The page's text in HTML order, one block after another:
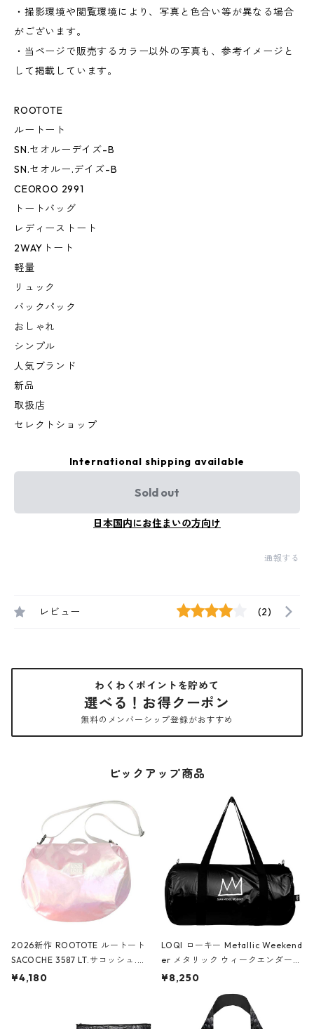
・撮影環境や閲覧環境により、写真と色合い等が異なる場合
がございます。
・当ページで販売するカラー以外の写真も、参考イメージと
して掲載しています。
ROOTOTE
ルートート
SN.セオルーデイズ-B
SN.セオルー.デイズ-B
CEOROO 2991
トートバッグ
レディーストート
2WAYトート
軽量
リュック
バックパック
おしゃれ
シンプル
人気ブランド
新品
取扱店
セレクトショップ
International shipping available
Sold out
日本国内にお住まいの方向け
通報する
レビュー (2)
わくわくポイントを貯めて
選べる！お得クーポン
無料のメンバーシップ登録がおすすめ
ピックアップ商品
2026新作 ROOTOTE ルートート
SACOCHE 3587 LT.サコッシュ.ル
ミエ-B ショルダーバッグ グロスピ
¥4,180
LOQI ローキー Metallic Weekend
er メタリック ウィークエンダー
ボストンバッグ ショルダーバッグ
Black ジャン=ミッシェル・バスキ
ア/クラウン ブラック
¥8,250